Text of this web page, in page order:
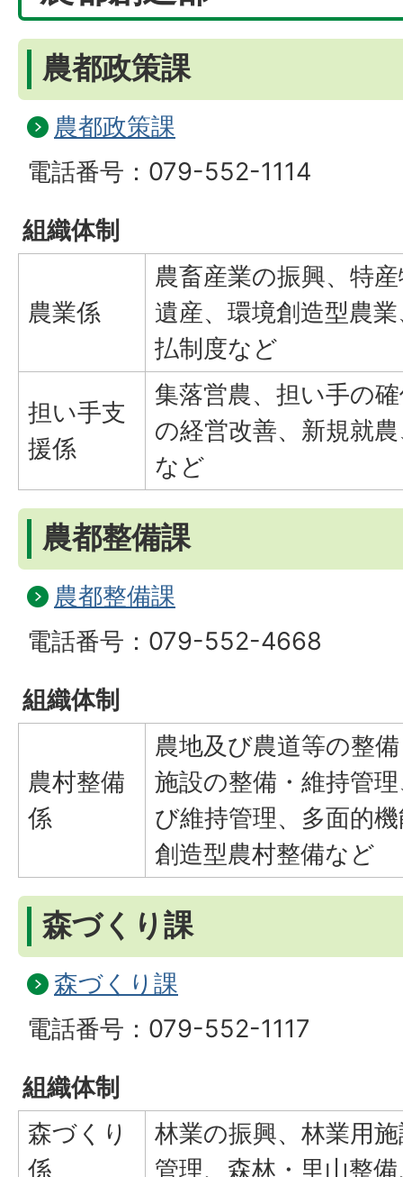
農都政策課
農都政策課
電話番号：079-552-1114
組織体制
農業係
農畜産業の振興、特
遺産、環境創造型農
払制度など
担い手支
援係
集落営農、担い手の
の経営改善、新規就
など
農都整備課
農都整備課
電話番号：079-552-4668
組織体制
農村整備
係
農地及び農道等の整
施設の整備・維持管
び維持管理、多面的
創造型農村整備など
森づくり課
森づくり課
電話番号：079-552-1117
組織体制
森づくり
係
林業の振興、林業用
管理、森林・里山整